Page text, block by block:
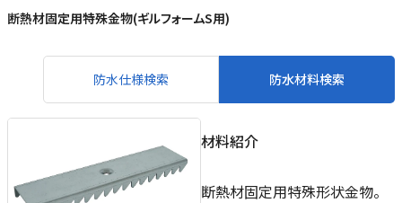
断熱材固定用特殊金物(ギルフォームS用)
防水仕様検索 防水材料検索
材料紹介
断熱材固定用特殊形状金物。